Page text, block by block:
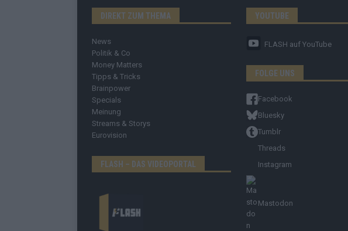
DIREKT ZUM THEMA
News
Politik & Co
Money Matters
Tipps & Tricks
Brainpower
Specials
Meinung
Streams & Storys
Eurovision
FLASH – DAS VIDEOPORTAL
YOUTUBE
FLASH auf YouTube
FOLGE UNS
Facebook
Bluesky
Tumblr
Threads
Instagram
Mastodon